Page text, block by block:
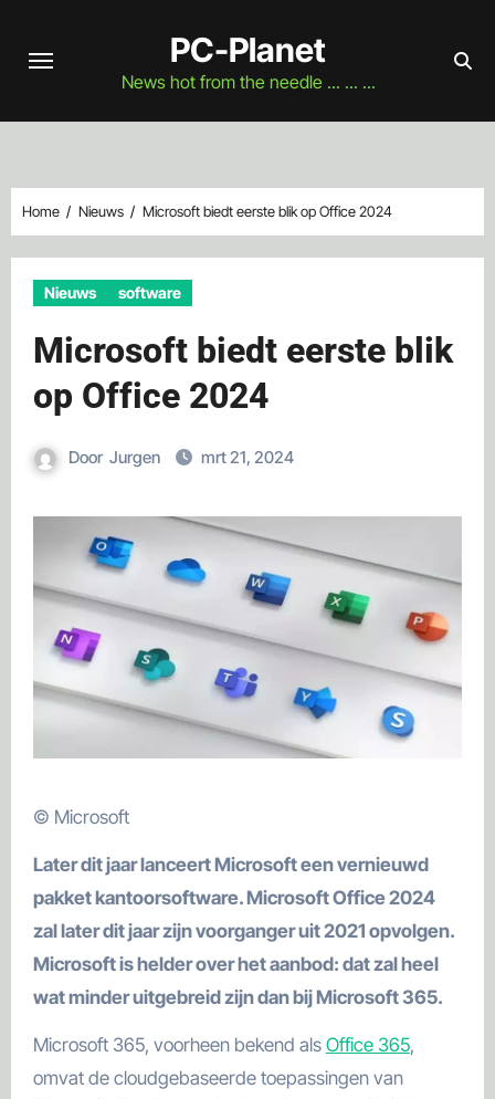
PC-Planet
News hot from the needle ... ... ...
Home Nieuws Microsoft biedt eerste blik op Office 2024
Nieuws software
Microsoft biedt eerste blik
op Office 2024
Door Jurgen mrt 21, 2024
© Microsoft
Later dit jaar lanceert Microsoft een vernieuwd
pakket kantoorsoftware. Microsoft Office 2024
zal later dit jaar zijn voorganger uit 2021 opvolgen.
Microsoft is helder over het aanbod: dat zal heel
wat minder uitgebreid zijn dan bij Microsoft 365.
Microsoft 365, voorheen bekend als Office 365,
omvat de cloudgebaseerde toepassingen van